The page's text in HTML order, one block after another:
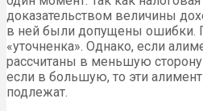
доказательством величины
в ней были допущены ошибки.
«уточненка». Однако, если
рассчитаны в меньшую
если в большую, то эти
подлежат.